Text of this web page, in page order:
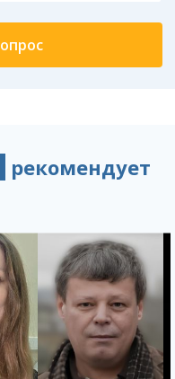
рекомендует